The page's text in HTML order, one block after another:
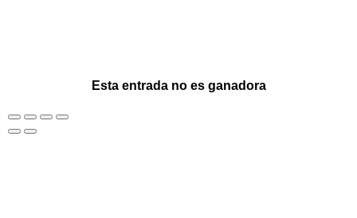
Esta entrada no es ganadora